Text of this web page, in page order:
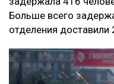
Больше всего
отделения доставили